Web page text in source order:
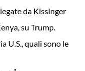
da Kissinger
su Trump.
U.S., quali sono le